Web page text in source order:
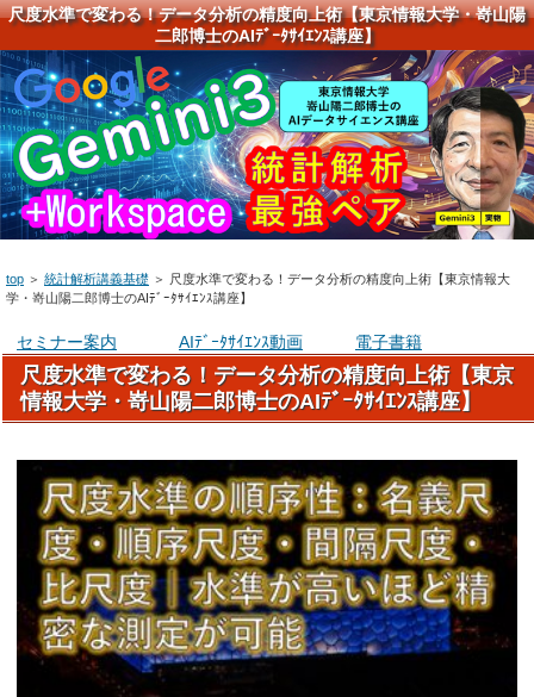
尺度水準で変わる！データ分析の精度向上術【東京情報大学・嵜山陽
二郎博士のAIﾃﾞｰﾀｻｲｴﾝｽ講座】
top ＞ 統計解析講義基礎 ＞
尺度水準で変わる！データ分析の精度向上術【東京情報大
学・嵜山陽二郎博士のAIﾃﾞｰﾀｻｲｴﾝｽ講座】
セミナー案内 AIﾃﾞｰﾀｻｲｴﾝｽ動画 電子書籍
尺度水準で変わる！データ分析の精度向上術【東京
情報大学・嵜山陽二郎博士のAIﾃﾞｰﾀｻｲｴﾝｽ講座】